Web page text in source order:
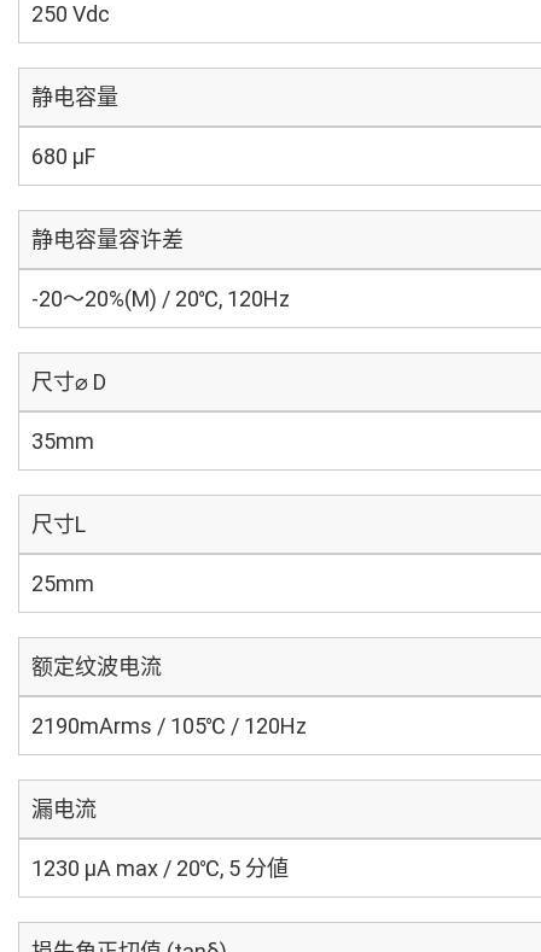
250 Vdc
静电容量
680 µF
静电容量容许差
-20～20%(M) / 20℃, 120Hz
尺寸⌀ D
35mm
尺寸L
25mm
额定纹波电流
2190mArms / 105℃ / 120Hz
漏电流
1230 μA max / 20℃, 5 分値